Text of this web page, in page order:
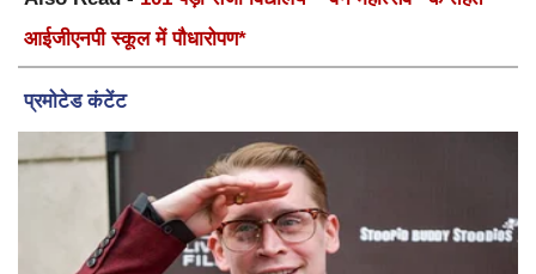
आईजीएनपी स्कूल में पौधारोपण*